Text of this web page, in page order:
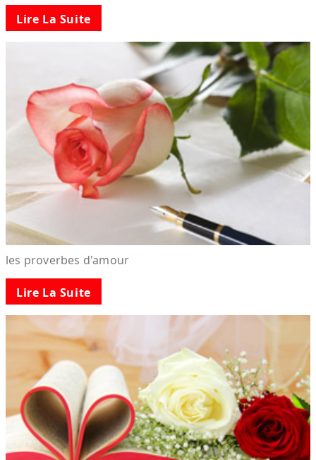
Lire La Suite
les proverbes d'amour
Lire La Suite